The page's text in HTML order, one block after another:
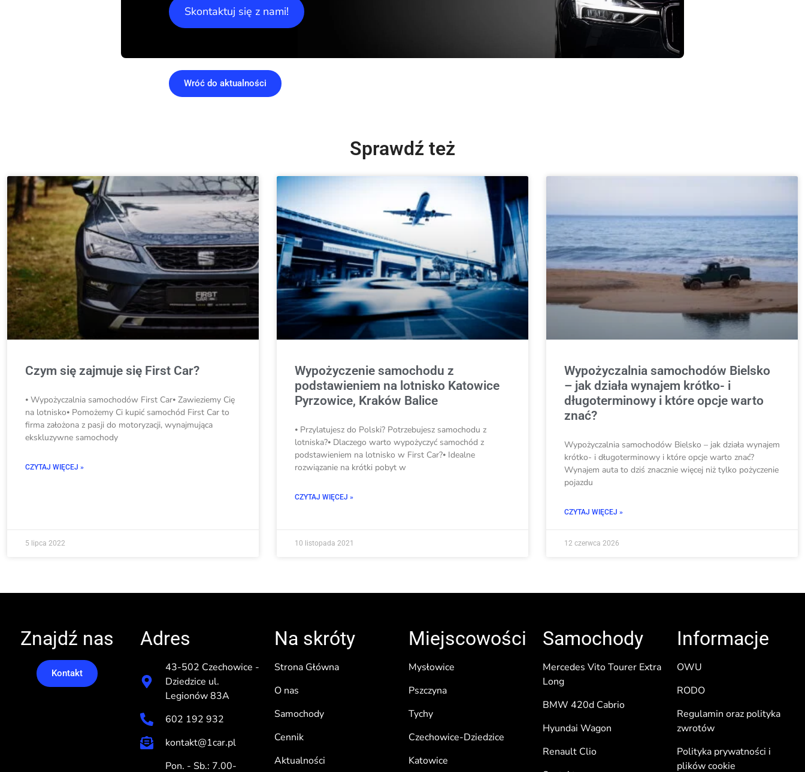
Skontaktuj się z nami!
Wróć do aktualności
Sprawdź też
Czym się zajmuje się First Car?
⦁ Wypożyczalnia samochodów First Car⦁ Zawieziemy Cię
na lotnisko⦁ Pomożemy Ci kupić samochód First Car to
firma założona z pasji do motoryzacji, wynajmująca
ekskluzywne samochody
CZYTAJ WIĘCEJ »
5 lipca 2022
Wypożyczenie samochodu z
podstawieniem na lotnisko Katowice
Pyrzowice, Kraków Balice
⦁ Przylatujesz do Polski? Potrzebujesz samochodu z
lotniska?⦁ Dlaczego warto wypożyczyć samochód z
podstawieniem na lotnisko w First Car?⦁ Idealne
rozwiązanie na krótki pobyt w
CZYTAJ WIĘCEJ »
10 listopada 2021
Wypożyczalnia samochodów Bielsko
– jak działa wynajem krótko- i
długoterminowy i które opcje warto
znać?
Wypożyczalnia samochodów Bielsko – jak działa wynajem
krótko- i długoterminowy i które opcje warto znać?
Wynajem auta to dziś znacznie więcej niż tylko pożyczenie
pojazdu
CZYTAJ WIĘCEJ »
12 czerwca 2026
Znajdź nas
Kontakt
Adres
43-502 Czechowice -
Dziedzice ul.
Legionów 83A
602 192 932
kontakt@1car.pl
Pon. - Sb.: 7.00-
Na skróty
Strona Główna
O nas
Samochody
Cennik
Aktualności
Miejscowości
Mysłowice
Pszczyna
Tychy
Czechowice-Dziedzice
Katowice
Samochody
Mercedes Vito Tourer Extra
Long
BMW 420d Cabrio
Hyundai Wagon
Renault Clio
Informacje
OWU
RODO
Regulamin oraz polityka
zwrotów
Polityka prywatności i
plików cookie